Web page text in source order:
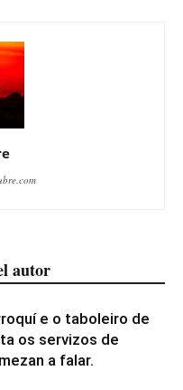
autor
e o taboleiro de
os servizos de
a falar.